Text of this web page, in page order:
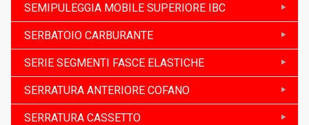
SEMIPULEGGIA MOBILE SUPERIORE IBC
SERBATOIO CARBURANTE
SERIE SEGMENTI FASCE ELASTICHE
SERRATURA ANTERIORE COFANO
SERRATURA CASSETTO